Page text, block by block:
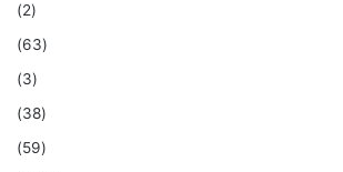
(2)
(63)
(3)
(38)
(59)